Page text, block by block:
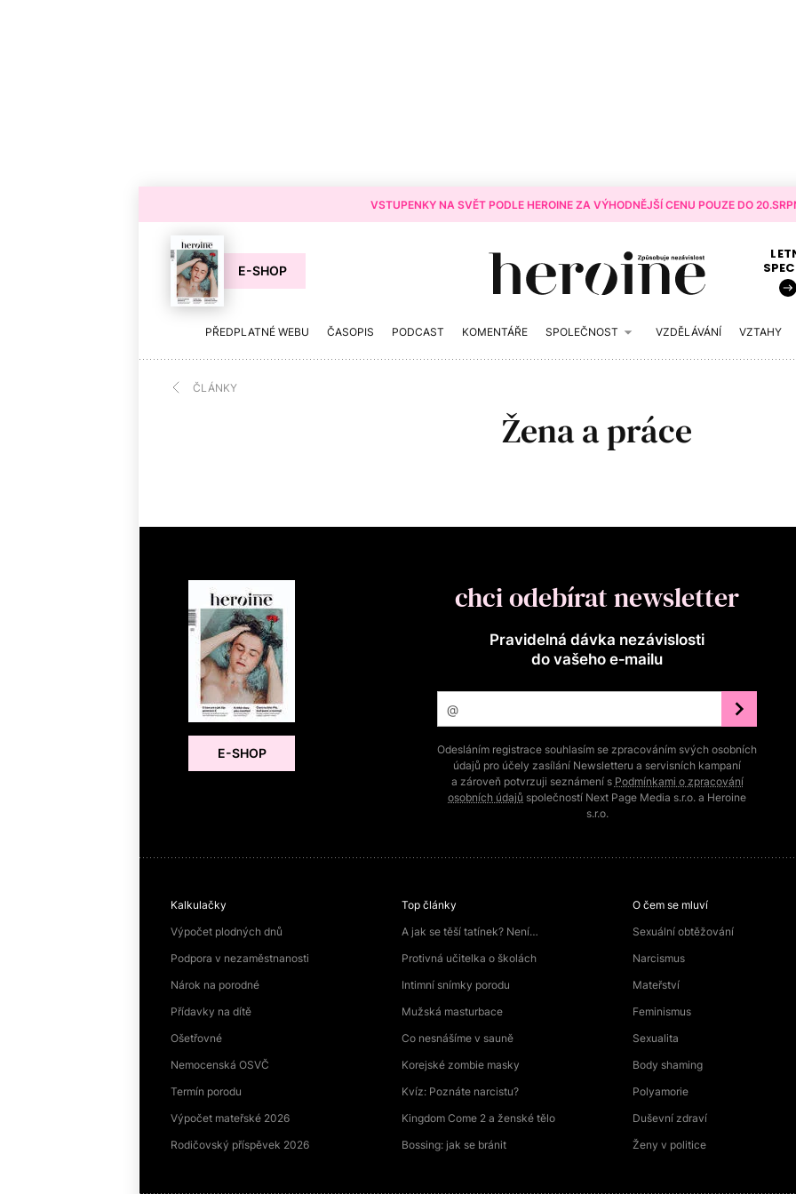
VSTUPENKY NA SVĚT PODLE HEROINE ZA VÝHODNĚJŠÍ CENU POUZE DO
E-SHOP
PŘEDPLATNÉ WEBU ČASOPIS PODCAST KOMENTÁŘE SPOLEČNOST VZDĚLÁVÁNÍ VZTAHY
ČLÁNKY
Žena a práce
E-SHOP
chci odebírat newsletter
Pravidelná dávka nezávislosti
do vašeho e‑mailu
Odesláním registrace souhlasím se zpracováním svých osobních
údajů pro účely zasílání Newsletteru a servisních kampaní
a zároveň potvrzuji seznámení s Podmínkami o zpracování
osobních údajů společností Next Page Media s.r.o. a Heroine
s.r.o.
Kalkulačky
Výpočet plodných dnů
Podpora v nezaměstnanosti
Nárok na porodné
Přídavky na dítě
Ošetřovné
Nemocenská OSVČ
Termín porodu
Výpočet mateřské 2026
Rodičovský příspěvek 2026
Top články
A jak se těší tatínek? Není…
Protivná učitelka o školách
Intimní snímky porodu
Mužská masturbace
Co nesnášíme v sauně
Korejské zombie masky
Kvíz: Poznáte narcistu?
Kingdom Come 2 a ženské tělo
Bossing: jak se bránit
O čem se mluví
Sexuální obtěžování
Narcismus
Mateřství
Feminismus
Sexualita
Body shaming
Polyamorie
Duševní zdraví
Ženy v politice